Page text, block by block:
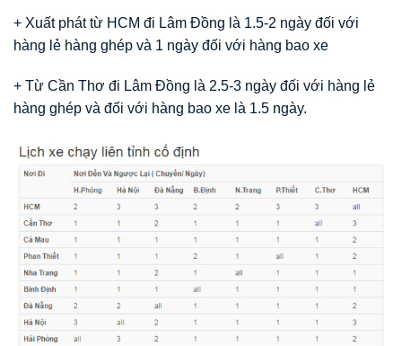
+ Xuất phát từ HCM đi Lâm Đồng là 1.5-2 ngày đối với
hàng lẻ hàng ghép và 1 ngày đối với hàng bao xe
+ Từ Cần Thơ đi Lâm Đồng là 2.5-3 ngày đối với hàng lẻ
hàng ghép và đối với hàng bao xe là 1.5 ngày.